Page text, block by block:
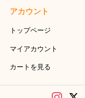
アカウント
トップページ
マイアカウント
カートを見る